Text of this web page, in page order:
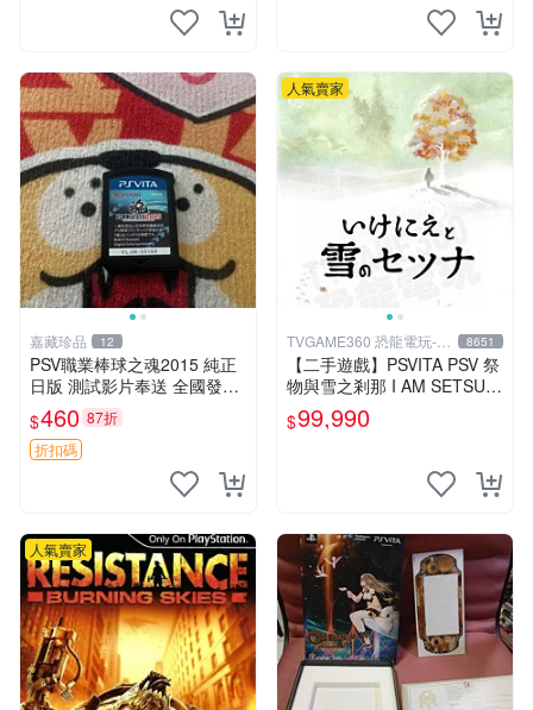
嘉藏珍品 12
PSV職業棒球之魂2015 純正
日版 測試影片奉送 全國發貨
職棒遊戲 日版 測試影片
$460 87折
折扣碼
人氣賣家
TVGAME360 恐龍電玩-台
中店
8651
【二手遊戲】PSVITA PSV 祭
物與雪之剎那 I AM SETSUN
日文版【台中恐龍電玩】
$99,990
人氣賣家